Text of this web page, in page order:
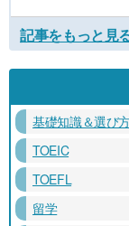
記事をもっと見
基礎知識＆選び
TOEIC
TOEFL
留学